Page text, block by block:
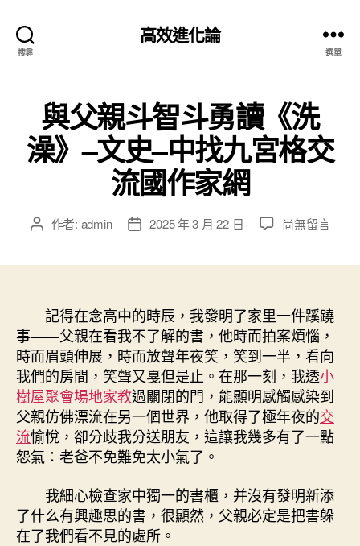
搜尋
高效進化論
選單
與父親斗智斗勇讀《洗
澡》–文史–中找九宮格交
流國作家網
文 作者: admin
文
期
2025 年 3 月 22 日
在
智
斗
勇
讀
《洗
澡》
–
文
中
找
九
尚無留言
記得在念高中的時辰，我發明了家里一件蹊蹺
事——父親在看我不了解的書，他時而拍案煩惱，
時而眉頭伸展，時而放聲年夜笑，笑到一半，看向
我們的房間，笑聲又戛但是止。在那一刻，我透小
樹屋聚會場地家教過關閉的門，能顯明感觸感染到
父親仿佛漂流在另一個世界，他取得了極年夜的交
流愉悅，卻分歧我分送朋友，這讓我幾多有了一點
怨氣：老爸不免難免太小氣了。
我細心檢查家中獨一的書櫃，并沒有發明新添
了什么有興趣思的書，很顯然，父親必定是把書躲
在了我們看不見的處所。